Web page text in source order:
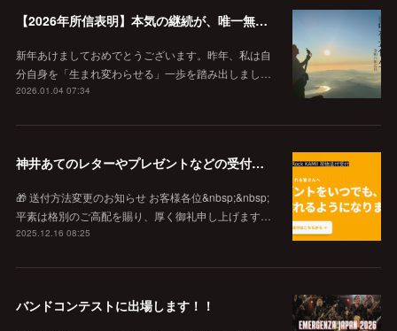
【2026年所信表明】本気の継続が、唯一無二の価値を作る。
新年あけましておめでとうございます。昨年、私は自
分自身を「生まれ変わらせる」一歩を踏み出しまし…
2026.01.04 07:34
神井あてのレターやプレゼントなどの受付窓口
🎁 送付方法変更のお知らせ お客様各位&nbsp;&nbsp;
平素は格別のご高配を賜り、厚く御礼申し上げます…
2025.12.16 08:25
バンドコンテストに出場します！！